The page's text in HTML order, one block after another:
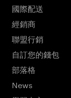
國際配送
經銷商
聯盟行銷
自訂您的錢包
部落格
News